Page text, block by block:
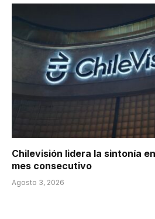
Chilevisión lidera la sintonía
mes consecutivo
Agosto 3, 2026